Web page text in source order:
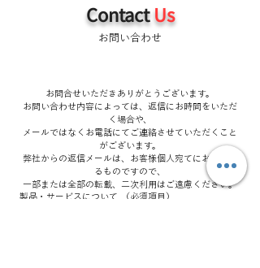
ContactUs
お問い合わせ
お問合せいただきありがとうございます。
お問い合わせ内容によっては、返信にお時間をいただ
く場合や、
メールではなくお電話にてご連絡させていただくこと
がございます。
弊社からの返信メールは、お客様個人宛てにお送りす
るものですので、
一部または全部の転載、二次利用はご遠慮ください。
製品・サービスについて
（必須項目）